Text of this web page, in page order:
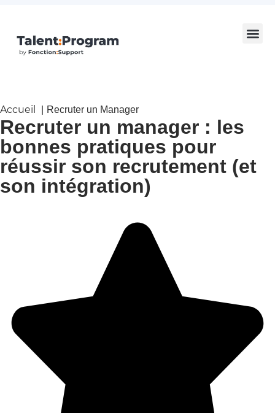
Accueil Recruter un Manager
Recruter un manager : les
bonnes pratiques pour
réussir son recrutement (et
son intégration)